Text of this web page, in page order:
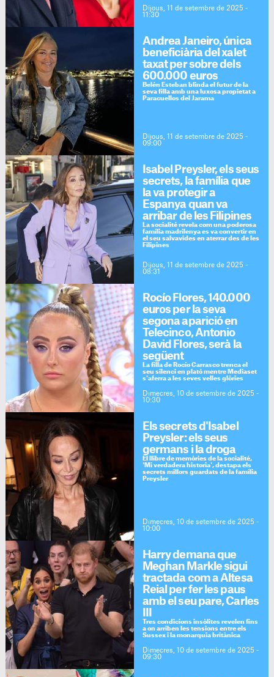
Dijous, 11 de setembre de 2025 -
11:30
Andrea Janeiro, única
beneficiària del xalet
taxat per sobre dels
600.000 euros
Belén Esteban blinda el futur de la
seva filla amb una luxosa propietat a
Paracuellos del Jarama
Dijous, 11 de setembre de 2025 -
09:00
Isabel Preysler, els seus
secrets, la família que
la va protegir a
Espanya quan va
arribar de les Filipines
La socialité revela com una poderosa
família madrilenya es va convertir en
el seu salvavides en aterrar des de les
Filipines
Dijous, 11 de setembre de 2025 -
08:31
Rocío Flores, 140.000
euros per la seva
segona aparició en
Telecinco, Antonio
David Flores, serà la
següent
La filla de Rocío Carrasco trenca el
seu silenci en plató mentre Mediaset
s'aferra a les seves velles glòries
Dimecres, 10 de setembre de 2025 -
10:30
Els secrets d'Isabel
Preysler: els seus
germans i la droga
El llibre de memòries de la socialité,
'Mi verdadera historia', destapa els
secrets millors guardats de la família
Preysler
Dimecres, 10 de setembre de 2025 -
10:00
Harry demana que
Meghan Markle sigui
tractada com a Altesa
Reial per fer les paus
amb el seu pare, Carles
Tres condicions insòlites revelen fins
a on arriben les tensions entre els
Sussex i la monarquia britànica
Dimecres, 10 de setembre de 2025 -
09:30